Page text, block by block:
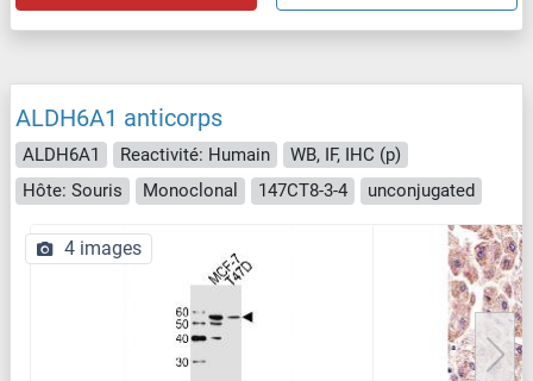
ALDH6A1 anticorps
ALDH6A1 Reactivité: Humain
WB, IF, IHC (p)
Hôte: Souris
Monoclonal 147CT8-3-4 unconjugated
4 images